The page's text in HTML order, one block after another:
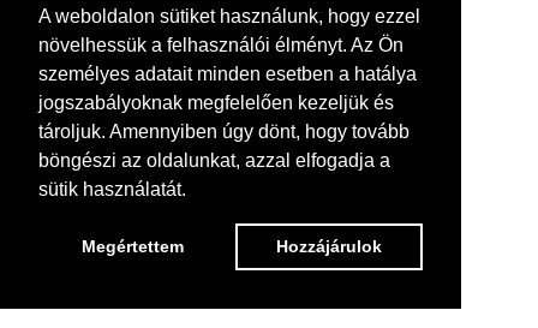
A weboldalon sütiket használunk, hogy ezzel
növelhessük a felhasználói élményt. Az Ön
személyes adatait minden esetben a hatálya
jogszabályoknak megfelelően kezeljük és
tároljuk. Amennyiben úgy dönt, hogy tovább
böngészi az oldalunkat, azzal elfogadja a
sütik használatát.
Megértettem Hozzájárulok